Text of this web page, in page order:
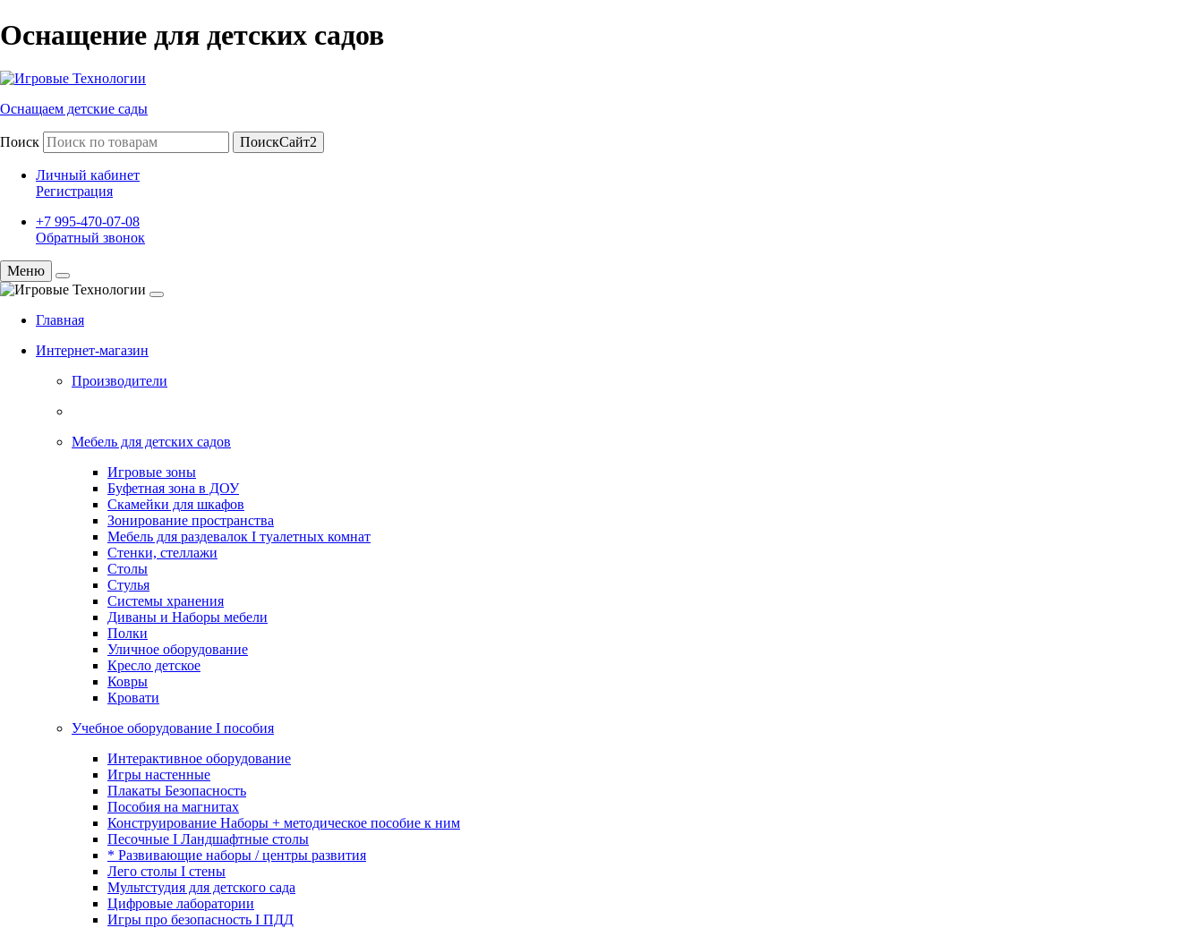
Оснащение для детских садов
Оснащаем детские сады
Поиск ПоискСайт2
Личный кабинет
Регистрация
+7 995-470-07-08
Обратный звонок
Меню
Главная
Интернет-магазин
Производители
Мебель для детских садов
Игровые зоны
Буфетная зона в ДОУ
Скамейки для шкафов
Зонирование пространства
Мебель для раздевалок I туалетных комнат
Стенки, стеллажи
Столы
Стулья
Системы хранения
Диваны и Наборы мебели
Полки
Уличное оборудование
Кресло детское
Ковры
Кровати
Учебное оборудование I пособия
Интерактивное оборудование
Игры настенные
Плакаты Безопасность
Пособия на магнитах
Конструирование Наборы + методическое пособие к ним
Песочные I Ландшафтные столы
* Развивающие наборы / центры развития
Лего столы I стены
Мультстудия для детского сада
Цифровые лаборатории
Игры про безопасность I ПДД